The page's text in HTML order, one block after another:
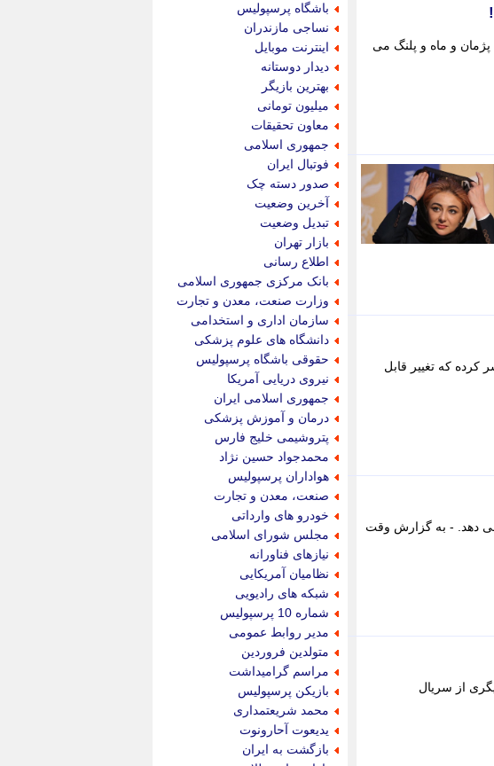
پژمان و ماه و پلنگ می
که تغییر قابل
قابل توجه چهره اش پس از گذشت 12 سال را نشان می دهد.​ - به گزارش وقت
از سریال
باشگاه پرسپولیس
نساجی مازندران
اینترنت موبایل
دیدار دوستانه
بهترین بازیگر
میلیون تومانی
معاون تحقیقات
جمهوری اسلامی
فوتبال ایران
صدور دسته چک
آخرین وضعیت
تبدیل وضعیت
بازار تهران
اطلاع رسانی
بانک مرکزی جمهوری اسلامی
وزارت صنعت، معدن و تجارت
سازمان اداری و استخدامی
دانشگاه های علوم پزشکی
حقوقی باشگاه پرسپولیس
نیروی دریایی آمریکا
جمهوری اسلامی ایران
درمان و آموزش پزشکی
پتروشیمی خلیج فارس
محمدجواد حسین نژاد
هواداران پرسپولیس
صنعت، معدن و تجارت
خودرو های وارداتی
مجلس شورای اسلامی
نیازهای فناورانه
نظامیان آمریکایی
شبکه های رادیویی
شماره 10 پرسپولیس
مدیر روابط عمومی
متولدین فروردین
مراسم گرامیداشت
بازیکن پرسپولیس
محمد شریعتمداری
یدیعوت آحارونوت
بازگشت به ایران